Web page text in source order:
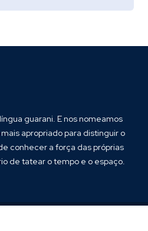
guarani. E nos nomeamos
apropriado para distinguir o
conhecer a força das próprias
de tatear o tempo e o espaço.